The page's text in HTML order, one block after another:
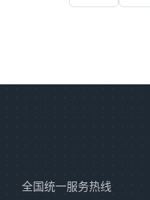
全国统一服务热线